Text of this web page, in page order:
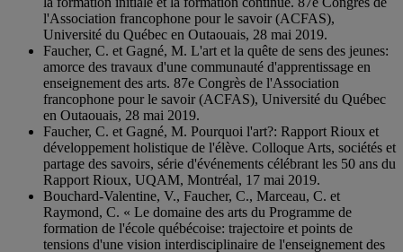
l'Association francophone pour le savoir (ACFAS),
Université du Québec en Outaouais, 28 mai 2019.
Faucher, C. et Gagné, M. L'art et la quête de sens des jeunes:
amorce des travaux d'une communauté d'apprentissage en
enseignement des arts. 87e Congrès de l'Association
francophone pour le savoir (ACFAS), Université du Québec
en Outaouais, 28 mai 2019.
Faucher, C. et Gagné, M. Pourquoi l'art?: Rapport Rioux et
développement holistique de l'élève. Colloque Arts, sociétés et
partage des savoirs, série d'événements célébrant les 50 ans du
Rapport Rioux, UQAM, Montréal, 17 mai 2019.
Bouchard-Valentine, V., Faucher, C., Marceau, C. et
Raymond, C. « Le domaine des arts du Programme de
formation de l'école québécoise: trajectoire et points de
tensions d'une vision interdisciplinaire de l'enseignement des